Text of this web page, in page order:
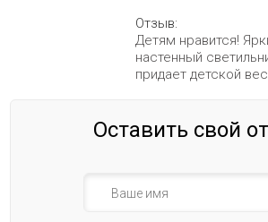
Отзыв:
Детям нравится!
настенный
придает детской
Оставить свой